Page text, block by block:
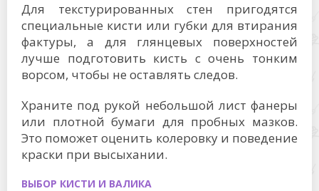
Для текстурированных стен пригодятся
специальные кисти или губки для втирания
фактуры, а для глянцевых поверхностей
лучше подготовить кисть с очень тонким
ворсом, чтобы не оставлять следов.
Храните под рукой небольшой лист фанеры
или плотной бумаги для пробных мазков.
Это поможет оценить колеровку и поведение
краски при высыхании.
ВЫБОР КИСТИ И ВАЛИКА